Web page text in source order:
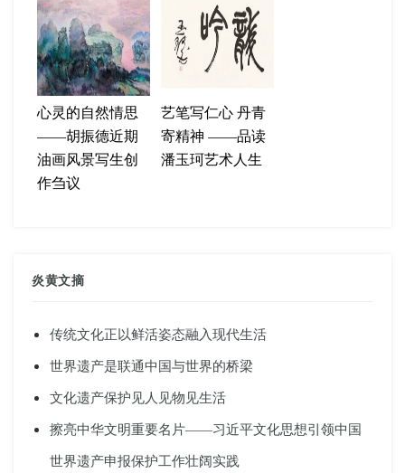
心灵的自然情思
——胡振德近期
油画风景写生创
作刍议
艺笔写仁心 丹青
寄精神 ——品读
潘玉珂艺术人生
炎黄文摘
传统文化正以鲜活姿态融入现代生活
世界遗产是联通中国与世界的桥梁
文化遗产保护见人见物见生活
擦亮中华文明重要名片——习近平文化思想引领中国
世界遗产申报保护工作壮阔实践